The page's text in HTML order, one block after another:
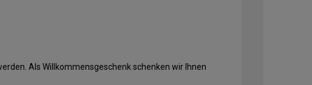
Als Willkommensgeschenk schenken wir Ihnen